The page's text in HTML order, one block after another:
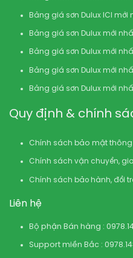
Bảng giá sơn Dulux ICI mới
Bảng giá sơn Dulux mới
Bảng giá sơn Dulux mới
Bảng giá sơn Dulux mới
Bảng giá sơn Dulux mới
Quy định & chính
Chính sách bảo mật thông
Chính sách vận chuyển,
Chính sách bảo hành, đổi
Liên hệ
Bộ phận Bán hàng :
Support miền Bắc :